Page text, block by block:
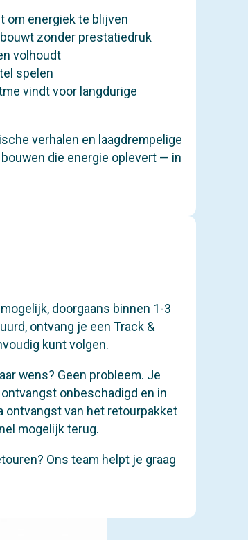
om energiek te blijven
zonder prestatiedruk
volhoudt
spelen
vindt voor langdurige
verhalen en laagdrempelige
die energie oplevert — in
doorgaans binnen 1-3
ontvang je een Track &
kunt volgen.
wens? Geen probleem. Je
onbeschadigd en in
ontvangst van het retourpakket
mogelijk terug.
Ons team helpt je graag